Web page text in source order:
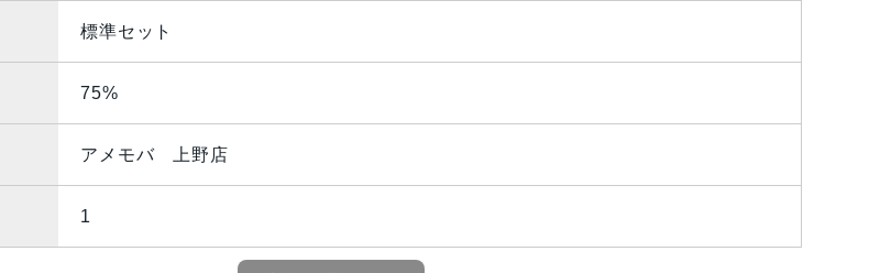
標準セット
75%
アメモバ 上野店
1